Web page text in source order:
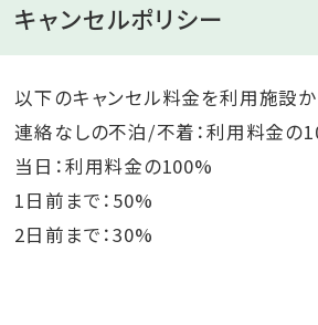
キャンセルポリシー
以下のキャンセル料金を利用施設か
連絡なしの不泊/不着：利用料金の
当日：利用料金の100%
1日前まで：50%
2日前まで：30%